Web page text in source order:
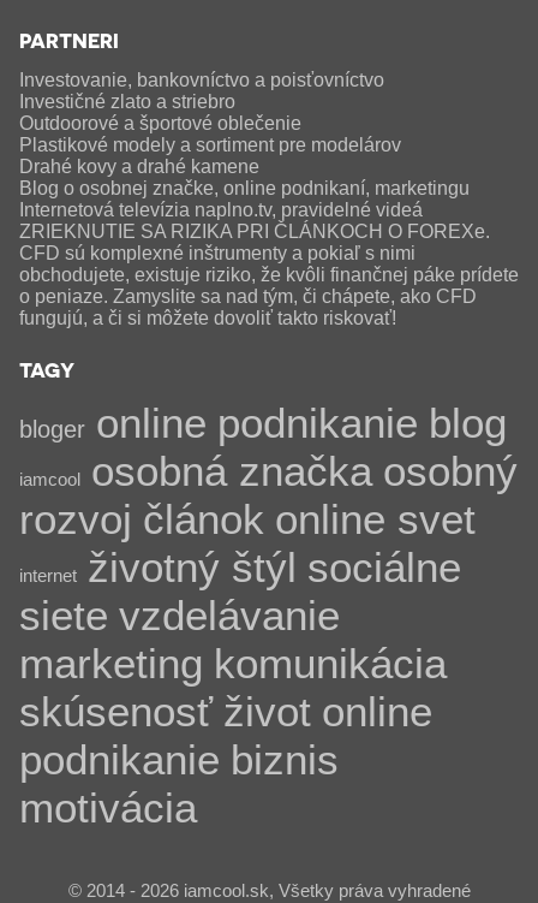
PARTNERI
Investovanie, bankovníctvo a poisťovníctvo
Investičné zlato a striebro
Outdoorové a športové oblečenie
Plastikové modely a sortiment pre modelárov
Drahé kovy a drahé kamene
Blog o osobnej značke, online podnikaní, marketingu
Internetová televízia naplno.tv, pravidelné videá
ZRIEKNUTIE SA RIZIKA PRI ČLÁNKOCH O FOREXe.
CFD sú komplexné inštrumenty a pokiaľ s nimi
obchodujete, existuje riziko, že kvôli finančnej páke prídete
o peniaze. Zamyslite sa nad tým, či chápete, ako CFD
fungujú, a či si môžete dovoliť takto riskovať!
TAGY
bloger online podnikanie blog
iamcool osobná značka osobný
rozvoj článok online svet
internet životný štýl sociálne
siete vzdelávanie
marketing komunikácia
skúsenosť život online
podnikanie biznis
motivácia
© 2014 - 2026 iamcool.sk, Všetky práva vyhradené